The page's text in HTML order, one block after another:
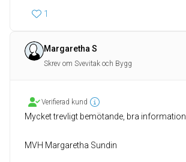
1
Margaretha S
Skrev om Svevitak och Bygg
Verifierad kund
Mycket trevligt bemötande, bra information.
MVH Margaretha Sundin